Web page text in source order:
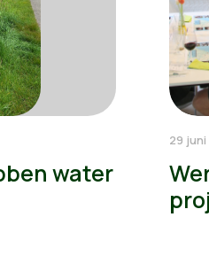
water
29